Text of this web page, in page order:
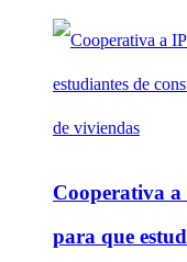
Cooperativa
para que